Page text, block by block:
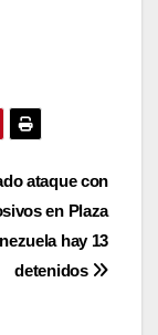
ataque con
en Plaza
hay 13
detenidos